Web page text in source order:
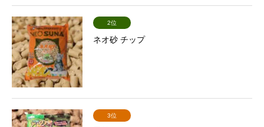
2位
ネオ砂 チップ
3位